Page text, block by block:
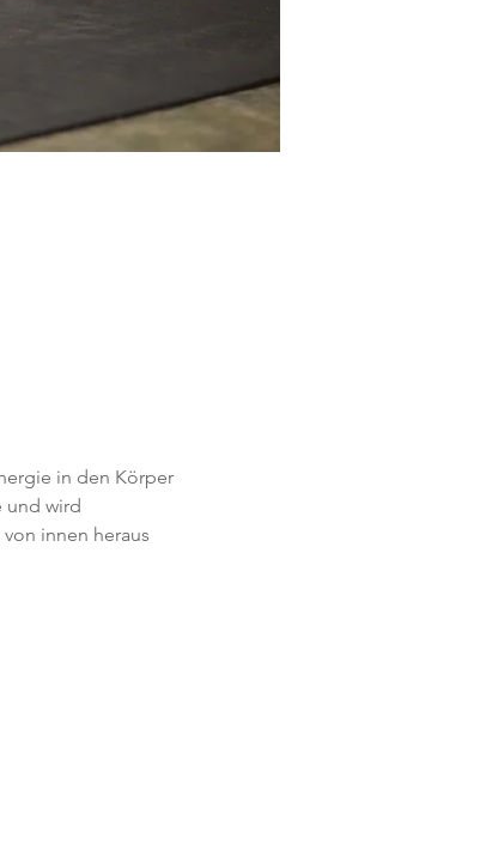
in den Körper
und wird
innen heraus